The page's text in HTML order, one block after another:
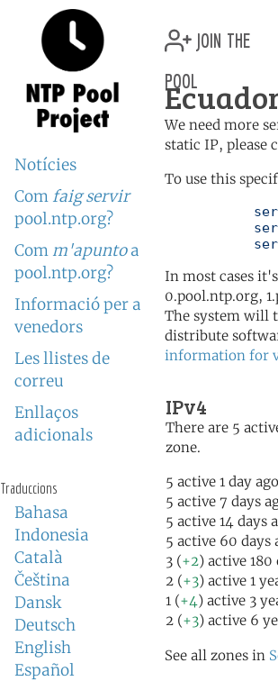
Notícies
Com faig servir
pool.ntp.org?
Com m'apuntoa
pool.ntp.org?
Informació per a
venedors
Les llistes de
correu
Enllaços
adicionals
Traduccions
Bahasa
Indonesia
Català
Čeština
Dansk
Deutsch
English
Español
join the
pool
We need more
static IP, please
To use this
In most cases
0.pool.ntp.org,
The system will
distribute
information for
IPv4
There are 5
zone.
5 active 1 day ago
5 active 7 days
5 active 14 days
5 active 60 days
3 (+2) active 180
2 (+3) active 1
1 (+4) active 3
2 (+3) active 6
See all zones in